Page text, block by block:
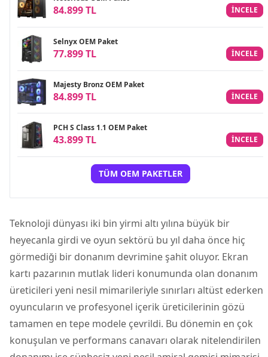
84.899 TL INCELE
Selnyx OEM Paket
77.899 TL INCELE
Majesty Bronz OEM Paket
84.899 TL INCELE
PCH S Class 1.1 OEM Paket
43.899 TL INCELE
TÜM OEM PAKETLER
Teknoloji dünyası iki bin yirmi altı yılına büyük bir
heyecanla girdi ve oyun sektörü bu yıl daha önce hiç
görmediği bir donanım devrimine şahit oluyor. Ekran
kartı pazarının mutlak lideri konumunda olan donanım
üreticileri yeni nesil mimarileriyle sınırları altüst ederken
oyuncuların ve profesyonel içerik üreticilerinin gözü
tamamen en tepe modele çevrildi. Bu dönemin en çok
konuşulan ve performans canavarı olarak nitelendirilen